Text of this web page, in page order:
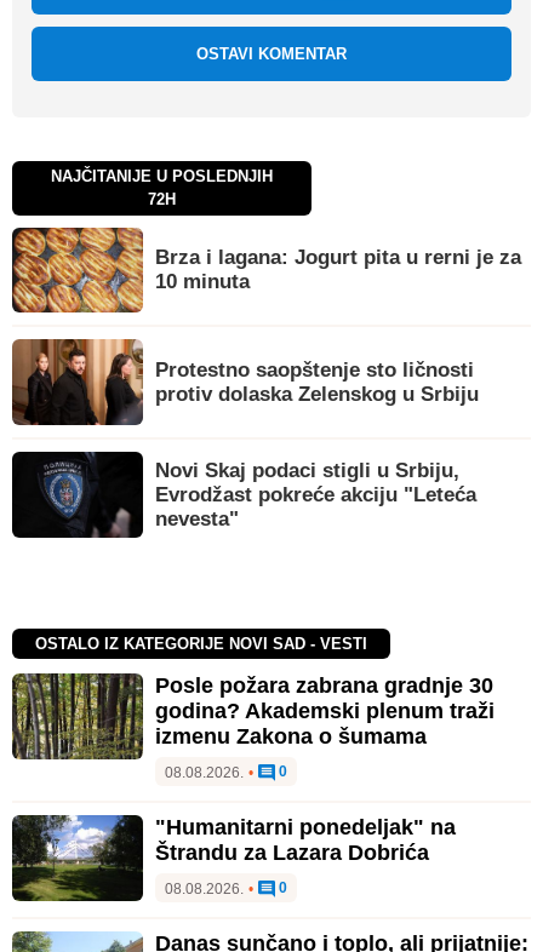
OSTAVI KOMENTAR
NAJČITANIJE U POSLEDNJIH
72H
Brza i lagana: Jogurt pita u rerni je za
10 minuta
Protestno saopštenje sto ličnosti
protiv dolaska Zelenskog u Srbiju
Novi Skaj podaci stigli u Srbiju,
Evrodžast pokreće akciju "Leteća
nevesta"
OSTALO IZ KATEGORIJE NOVI SAD - VESTI
Posle požara zabrana gradnje 30
godina? Akademski plenum traži
izmenu Zakona o šumama
08.08.2026. • 0
"Humanitarni ponedeljak" na
Štrandu za Lazara Dobrića
08.08.2026. • 0
Danas sunčano i toplo, ali prijatnije: